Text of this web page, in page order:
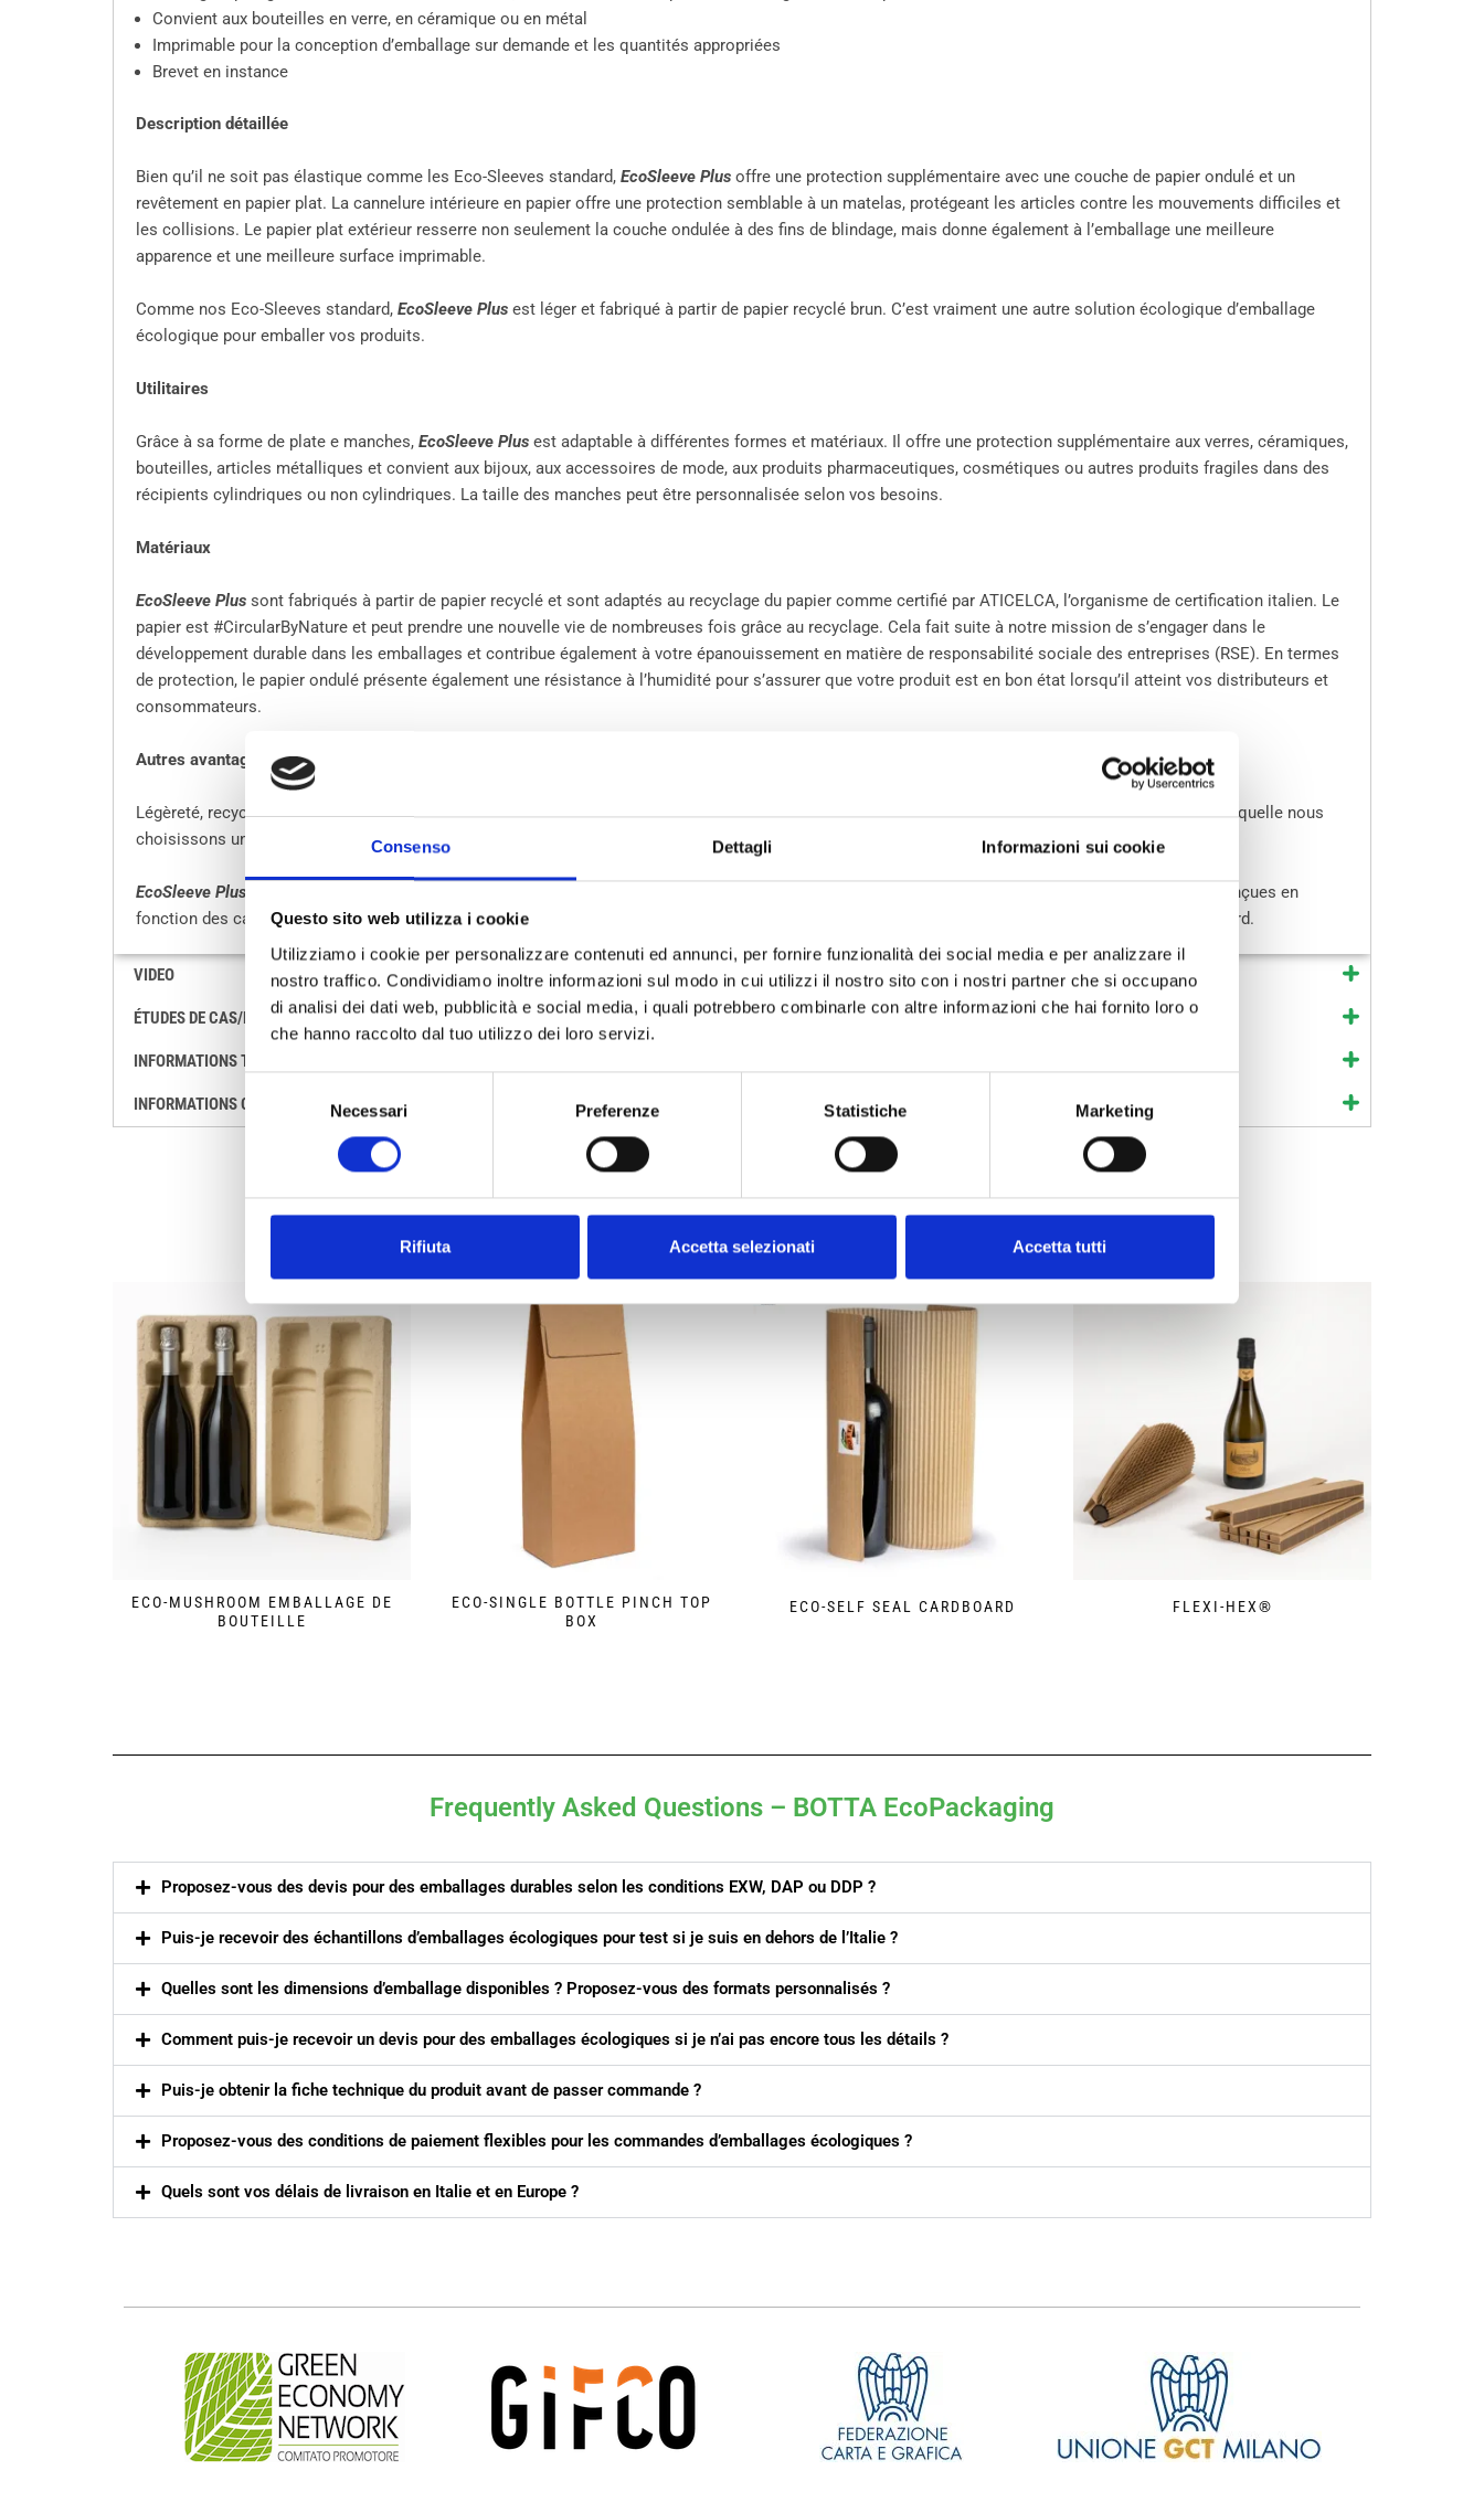
Consenso Dettagli Informazioni sui cookie
Questo sito web utilizza i cookie
Utilizziamo i cookie per personalizzare contenuti ed annunci, per fornire funzionalità dei social media e per analizzare il
nostro traffico. Condividiamo inoltre informazioni sul modo in cui utilizzi il nostro sito con i nostri partner che si occupano
di analisi dei dati web, pubblicità e social media, i quali potrebbero combinarle con altre informazioni che hai fornito loro o
che hanno raccolto dal tuo utilizzo dei loro servizi.
del
Necessari Preferenze Statistiche Marketing
Rifiuta Accetta selezionati Accetta tutti
Convient aux bouteilles en verre, en céramique ou en métal
Imprimable pour la conception d’emballage sur demande et les quantités appropriées
Brevet en instance
Description détaillée
Bien qu’il ne soit pas élastique comme les Eco-Sleeves standard, EcoSleeve Plus offre une protection supplémentaire avec une couche de papier ondulé et un
revêtement en papier plat. La cannelure intérieure en papier offre une protection semblable à un matelas, protégeant les articles contre les mouvements difficiles et
les collisions. Le papier plat extérieur resserre non seulement la couche ondulée à des fins de blindage, mais donne également à l’emballage une meilleure
apparence et une meilleure surface imprimable.
Comme nos Eco-Sleeves standard, EcoSleeve Plus est léger et fabriqué à partir de papier recyclé brun. C’est vraiment une autre solution écologique d’emballage
écologique pour emballer vos produits.
Utilitaires
Grâce à sa forme de plate e manches, EcoSleeve Plus est adaptable à différentes formes et matériaux. Il offre une protection supplémentaire aux verres, céramiques,
bouteilles, articles métalliques et convient aux bijoux, aux accessoires de mode, aux produits pharmaceutiques, cosmétiques ou autres produits fragiles dans des
récipients cylindriques ou non cylindriques. La taille des manches peut être personnalisée selon vos besoins.
Matériaux
EcoSleeve Plus sont fabriqués à partir de papier recyclé et sont adaptés au recyclage du papier comme certifié par ATICELCA, l’organisme de certification italien. Le
papier est #CircularByNature et peut prendre une nouvelle vie de nombreuses fois grâce au recyclage. Cela fait suite à notre mission de s’engager dans le
développement durable dans les emballages et contribue également à votre épanouissement en matière de responsabilité sociale des entreprises (RSE). En termes
de protection, le papier ondulé présente également une résistance à l’humidité pour s’assurer que votre produit est en bon état lorsqu’il atteint vos distributeurs et
consommateurs.
Autres avantages
Légèreté, recyclabilité et biodégradabilité font partie des superbes caractéristiques du papier ondulé rembourréEcoSleeve Plus. C’est la raison pour laquelle nous
choisissons un matériau à base de papier pour la plupart de nos solutions d’emballage écologique.
EcoSleeve Plus convient à la conception d’emballage car il a une surface de papier plate imprimable. La taille et la couleur peuvent également être conçues en
fonction des caractéristiques de vos produits, pour des quantités adaptées. C’est une solution alternative valable à nos Eco-Sleeves en papier standard.
VIDEO
ÉTUDES DE CAS/FONCTIONNALITÉS
INFORMATIONS TECHNIQUES
INFORMATIONS COMPLÉMENTAIRES
PRODUITS SIMILAIRES
ECO-MUSHROOM EMBALLAGE DE
BOUTEILLE
ECO-SINGLE BOTTLE PINCH TOP
BOX
ECO-SELF SEAL CARDBOARD FLEXI-HEX®
Frequently Asked Questions – BOTTA EcoPackaging
Proposez-vous des devis pour des emballages durables selon les conditions EXW, DAP ou DDP ?
Puis-je recevoir des échantillons d’emballages écologiques pour test si je suis en dehors de l’Italie ?
Quelles sont les dimensions d’emballage disponibles ? Proposez-vous des formats personnalisés ?
Comment puis-je recevoir un devis pour des emballages écologiques si je n’ai pas encore tous les détails ?
Puis-je obtenir la fiche technique du produit avant de passer commande ?
Proposez-vous des conditions de paiement flexibles pour les commandes d’emballages écologiques ?
Quels sont vos délais de livraison en Italie et en Europe ?